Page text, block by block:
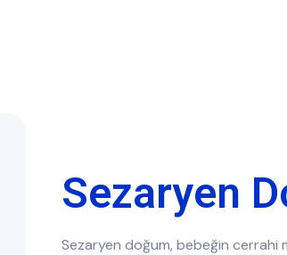
Sezaryen
Sezaryen doğum, bebeğin cerrahi